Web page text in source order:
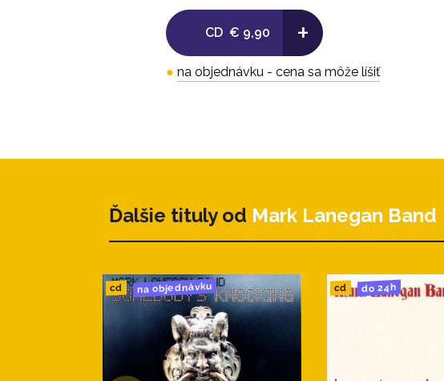
8. Quiver Syndrome
10. Leviathan
12. Tiny Grain Of Truth
CD € 9,90 +
● na objednávku - cena sa môže líšiť
Ďalšie tituly od Mark Lanegan Band
cd na objednávku cd do 24h